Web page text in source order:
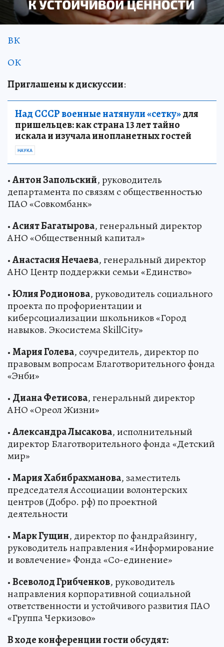
ВК
ОК
Приглашены к дискуссии:
Над СССР военные натянули «сетку»для
пришельцев: как страна 13 лет тайно
искала и изучала инопланетных гостей
НАУКА
•Антон Запольский, руководитель
департамента по связям с общественностью
ПАО «Совкомбанк»
•Асият Багатырова, генеральный директор
АНО «Общественный капитал»
•Анастасия Нечаева, генеральный директор
АНО Центр поддержки семьи «Единство»
•Юлия Родионова, руководитель социального
проекта по профориентации и
киберсоциализации школьников «Город
навыков. Экосистема SkillCity»
•Мария Голева, соучредитель, директор по
правовым вопросам Благотворительного фонда
«Энби»
• Диана Фетисова, генеральный директор
АНО «Ореол Жизни»
•Александра Лысакова, исполнительный
директор Благотворительного фонда «Детский
мир»
•Мария Хабибрахманова, заместитель
председателя Ассоциации волонтерских
центров (Добро. рф) по проектной
деятельности
•Марк Гущин, директор по фандрайзингу,
руководитель направления «Информирование
и вовлечение» Фонда «Со-единение»
•Всеволод Грибченков, руководитель
направления корпоративной социальной
ответственности и устойчивого развития ПАО
«Группа Черкизово»
В ходе конференции гости обсудят: